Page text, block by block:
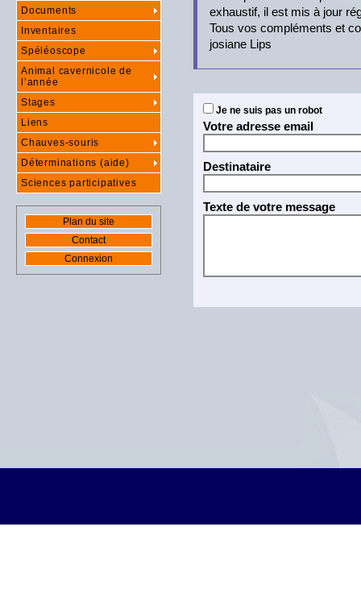
exhaustif, il est mis à jour
Tous vos compléments et
josiane Lips
Je ne suis pas un robot
Votre adresse email
Destinataire
Texte de votre message
Documents
Inventaires
Spéléoscope
Animal cavernicole de
l’année
Stages
Liens
Chauves-souris
Déterminations (aide)
Sciences participatives
Plan du site
Contact
Connexion